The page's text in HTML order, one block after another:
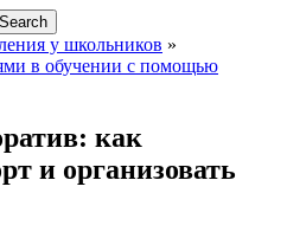
у школьников »
в обучении с помощью
как
и организовать